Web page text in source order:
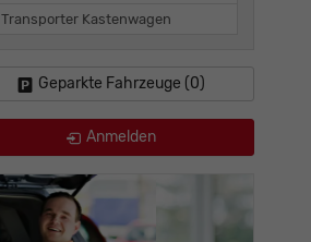
Transporter Kastenwagen
Geparkte Fahrzeuge (0)
Anmelden